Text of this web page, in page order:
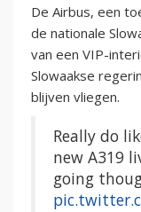
De Airbus, een
de nationale
van een VIP-
Slowaakse
blijven vliegen.
Really do
new A319
going